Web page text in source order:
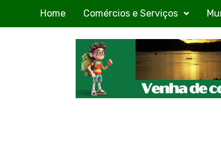
Home Comércios e Serviços